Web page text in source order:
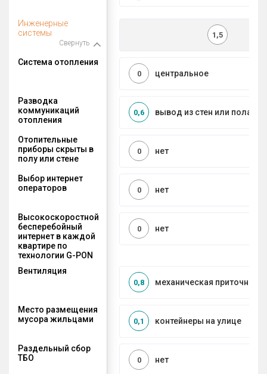
Инженерные
системы
Свернуть
1,5
Система отопления
центральное
0
Разводка
коммуникаций
отопления
вывод из стен или пола
0,6
Отопительные
приборы скрыты в
полу или стене
нет
0
Выбор интернет
операторов
нет
0
Высокоскоростной
бесперебойный
интернет в каждой
квартире по
технологии G-PON
нет
0
Вентиляция
механическая приточно-
0,8
Место размещения
мусора жильцами
контейнеры на улице
0,1
Раздельный сбор
ТБО
нет
0